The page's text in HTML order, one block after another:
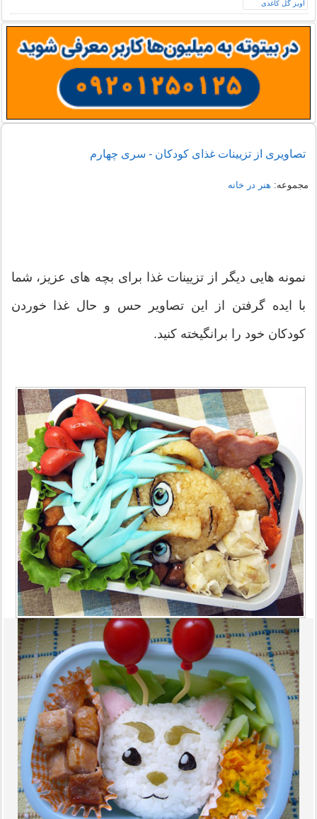
تصاویری از تزیینات غذای کودکان - سری چهارم
مجموعه: هنر در خانه
نمونه هایی دیگر از تزیینات غذا برای بچه های عزیز، شما
با ایده گرفتن از این تصاویر حس و حال غذا خوردن
کودکان خود را برانگیخته کنید.